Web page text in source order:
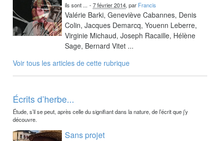
ils sont ... -7 février 2014, par Francis
Valérie Barki, Geneviève Cabannes, Denis
Colin, Jacques Demarcq, Youenn Leberre,
Virginie Michaud, Joseph Racaille, Hélène
Sage, Bernard Vitet ...
Voir tous les articles de cette rubrique
Écrits d’herbe...
Étude, s’il se peut, après celle du signifiant dans la nature, de l’écrit que j’y
découvre.
Sans projet